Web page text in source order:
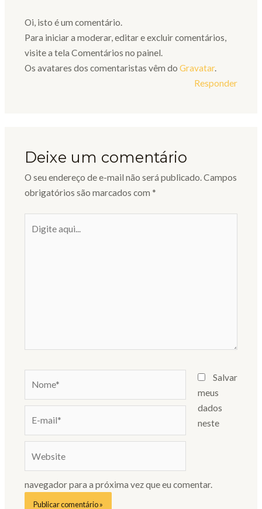
Oi, isto é um comentário.
Para iniciar a moderar, editar e excluir comentários,
visite a tela Comentários no painel.
Os avatares dos comentaristas vêm do Gravatar.
Responder
Deixe um comentário
O seu endereço de e-mail não será publicado.Campos
obrigatórios são marcados com *
aqui...
Salvar
meus
dados
neste
navegador para a próxima vez que eu comentar.